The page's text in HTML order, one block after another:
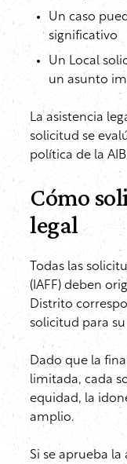
Un caso
significativo
Un Local
un asunto
La asistencia
solicitud se
política de la AIB
Cómo
legal
Todas las
(IAFF) deben
Distrito
solicitud para
Dado que la
limitada, cada
equidad, la
amplio.
Si se aprueba